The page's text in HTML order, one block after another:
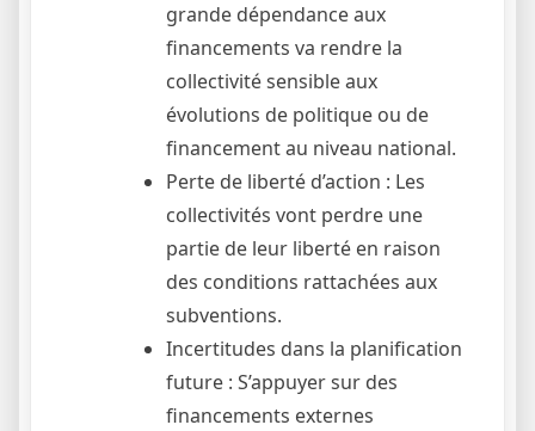
grande dépendance aux
financements va rendre la
collectivité sensible aux
évolutions de politique ou de
financement au niveau national.
Perte de liberté d’action : Les
collectivités vont perdre une
partie de leur liberté en raison
des conditions rattachées aux
subventions.
Incertitudes dans la planification
future : S’appuyer sur des
financements externes